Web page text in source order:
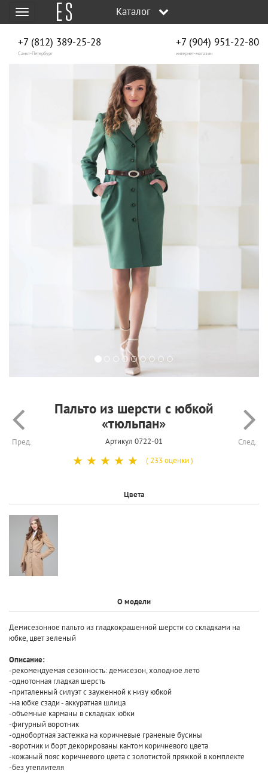
Меню Каталог
+7 (812) 389-25-28
Санкт-Петербург
+7 (904) 951‑22‑80
интернет-магазин
Пред.
Пальто из шерсти с юбкой
«тюльпан»
Артикул 0722-01 След.
☆
☆
☆
☆
☆ ( 233 оценки )
Цвета
О модели
Демисезонное пальто из гладкокрашенной шерсти со складками на
юбке, цвет зеленый
Описание:
-рекомендуемая сезонность: демисезон, холодное лето
-однотонная гладкая шерсть
-приталенный силуэт с зауженной к низу юбкой
-на юбке сзади - аккуратная шлица
-объемные карманы в складках юбки
-фигурный воротник
-однобортная застежка на коричневые граненые бусины
-воротник и борт декорированы кантом коричневого цвета
-кожаный пояс коричневого цвета с золотистой пряжкой в комплекте
-без утеплителя